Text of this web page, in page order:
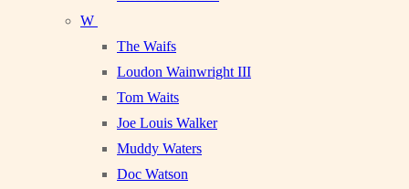
W
The Waifs
Loudon Wainwright III
Tom Waits
Joe Louis Walker
Muddy Waters
Doc Watson